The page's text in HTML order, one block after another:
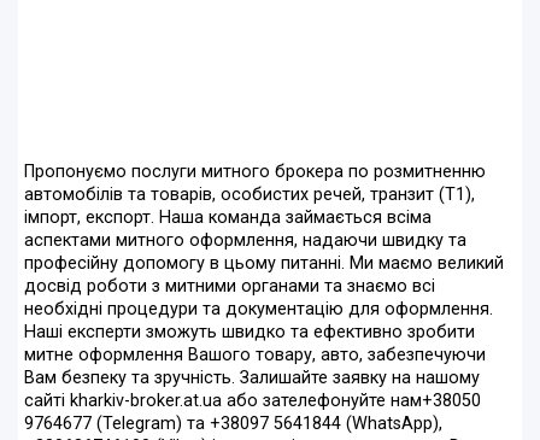
Пропонуємо послуги митного брокера по розмитненню
автомобілів та товарів, особистих речей, транзит (Т1),
імпорт, експорт. Наша команда займається всіма
аспектами митного оформлення, надаючи швидку та
професійну допомогу в цьому питанні. Ми маємо великий
досвід роботи з митними органами та знаємо всі
необхідні процедури та документацію для оформлення.
Наші експерти зможуть швидко та ефективно зробити
митне оформлення Вашого товару, авто, забезпечуючи
Вам безпеку та зручність. Залишайте заявку на нашому
сайті kharkiv-broker.at.ua або зателефонуйте нам+38050
9764677 (Telegram) та +38097 5641844 (WhatsApp),